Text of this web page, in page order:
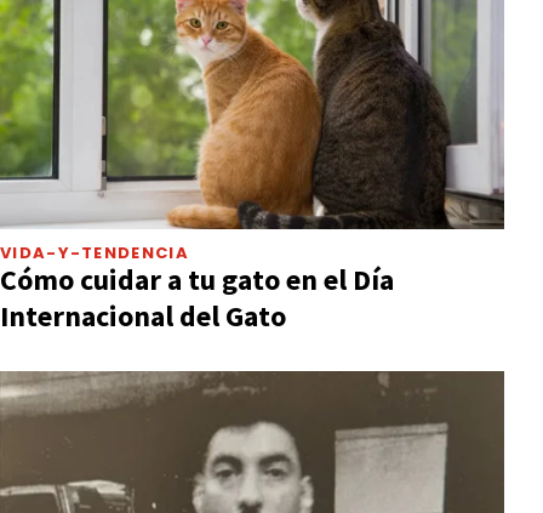
VIDA-Y-TENDENCIA
Cómo cuidar a tu gato en el Día
Internacional del Gato